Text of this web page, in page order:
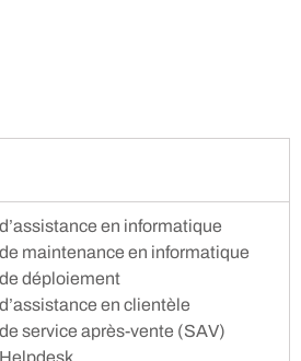
en informatique
maintenance en informatique
déploiement
en clientèle
service après-vente (SAV)